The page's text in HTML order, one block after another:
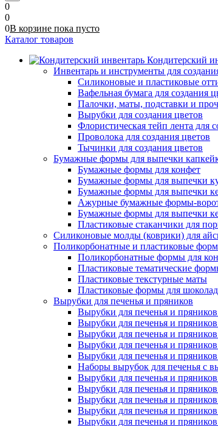
0
0
0В корзине пока пусто
Каталог товаров
Кондитерский
Инвентарь и инструменты для
Силиконовые и пластиковые
Вафельная бумага для создания
Палочки, маты, подставки и
Вырубки для создания цветов
Флористическая тейп лента для
Проволока для создания цветов
Тычинки для создания цветов
Бумажные формы для выпечки
Бумажные формы для конфет
Бумажные формы для выпечки
Бумажные формы для выпечки
Ажурные бумажные формы-
Бумажные формы для выпечки
Пластиковые стаканчики для
Силиконовые молды (коврики) для
Поликорбонатные и пластиковые
Поликорбонатные формы для
Пластиковые тематические
Пластиковые текстурные маты
Пластиковые формы для
Вырубки для печенья и пряников
Вырубки для печенья и
Вырубки для печенья и
Вырубки для печенья и
Вырубки для печенья и
Вырубки для печенья и
Наборы вырубок для печенья с
Вырубки для печенья и
Вырубки для печенья и
Вырубки для печенья и
Вырубки для печенья и
Вырубки для печенья и